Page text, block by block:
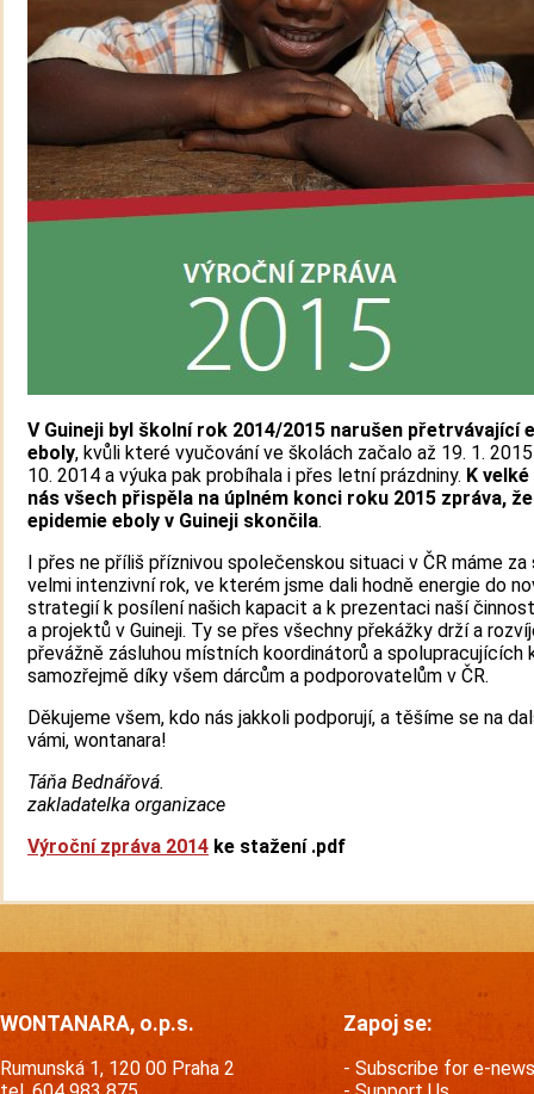
V Guineji byl školní rok 2014/2015 narušen přetrvávající
eboly, kvůli které vyučování ve školách začalo až 19. 1.
10. 2014 a výuka pak probíhala i přes letní prázdniny. K
nás všech přispěla na úplném konci roku 2015 zpráva, že
epidemie eboly v Guineji skončila.
I přes ne příliš příznivou společenskou situaci v ČR máme za
velmi intenzivní rok, ve kterém jsme dali hodně energie do
strategií k posílení našich kapacit a k prezentaci naší
a projektů v Guineji. Ty se přes všechny překážky drží a
převážně zásluhou místních koordinátorů a spolupracujících
samozřejmě díky všem dárcům a podporovatelům v ČR.
Děkujeme všem, kdo nás jakkoli podporují, a těšíme se na
vámi, wontanara!
Táňa Bednářová.
zakladatelka organizace
Výroční zpráva 2014 ke stažení .pdf
WONTANARA, o.p.s.
Rumunská 1, 120 00 Praha 2
Zapoj se:
Subscribe for e-news